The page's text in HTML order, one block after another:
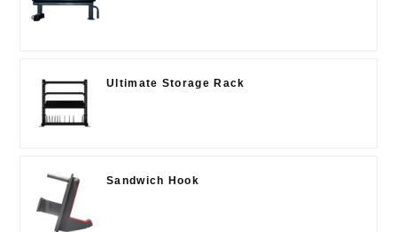
Ultimate Storage Rack
Sandwich Hook